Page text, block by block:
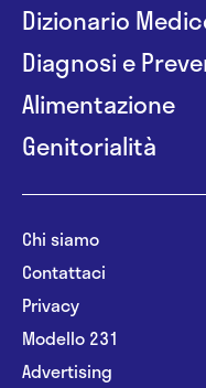
Dizionario
Diagnosi e
Alimentazione
Genitorialità
Chi siamo
Contattaci
Privacy
Modello 231
Advertising